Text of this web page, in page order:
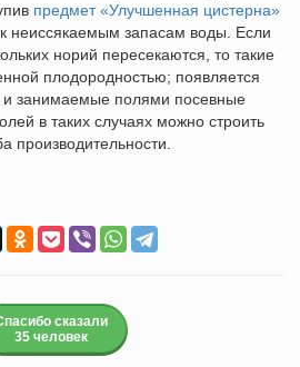
предмет «Улучшенная цистерна»
неиссякаемым запасам воды. Если
норий пересекаются, то такие
плодородностью; появляется
и занимаемые полями посевные
в таких случаях можно строить
производительности.
сказали
35 человек